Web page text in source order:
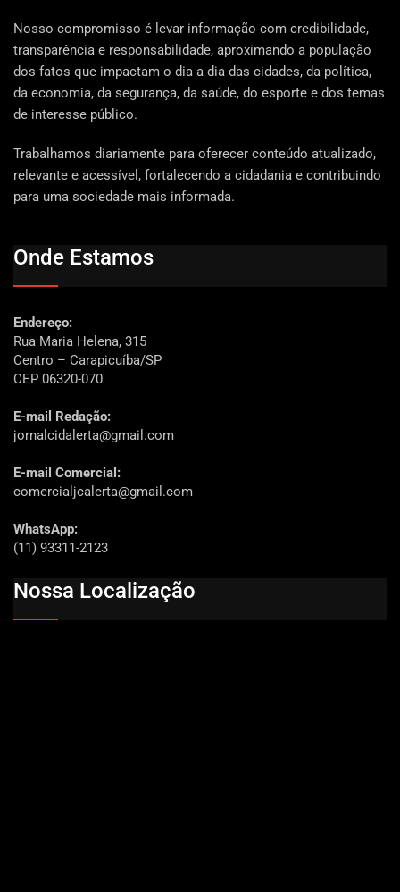
Nosso compromisso é levar informação com credibilidade,
transparência e responsabilidade, aproximando a população
dos fatos que impactam o dia a dia das cidades, da política,
da economia, da segurança, da saúde, do esporte e dos temas
de interesse público.
Trabalhamos diariamente para oferecer conteúdo atualizado,
relevante e acessível, fortalecendo a cidadania e contribuindo
para uma sociedade mais informada.
Onde Estamos
Endereço:
Rua Maria Helena, 315
Centro – Carapicuíba/SP
CEP 06320-070
E-mail Redação:
jornalcidalerta@gmail.com
E-mail Comercial:
comercialjcalerta@gmail.com
WhatsApp:
(11) 93311-2123
Nossa Localização